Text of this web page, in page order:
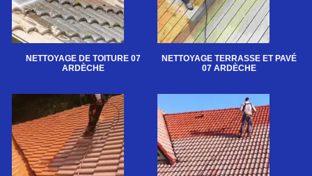
NETTOYAGE DE TOITURE 07
ARDÈCHE
NETTOYAGE TERRASSE ET PAVÉ
07 ARDÈCHE